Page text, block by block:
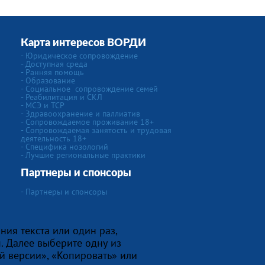
Карта интересов ВОРДИ
- Юридическое сопровождение
- Доступная среда
- Ранняя помощь
- Образование
- Социальное сопровождение семей
- Реабилитация и СКЛ
- МСЭ и ТСР
- Здравоохранение и паллиатив
- Сопровождаемое проживание 18+
- Сопровождаемая занятость и трудовая
деятельность 18+
- Специфика нозологий
- Лучшие региональные практики
Партнеры и спонсоры
- Партнеры и спонсоры
текста или один раз,
Далее выберите одну из
«Копировать» или